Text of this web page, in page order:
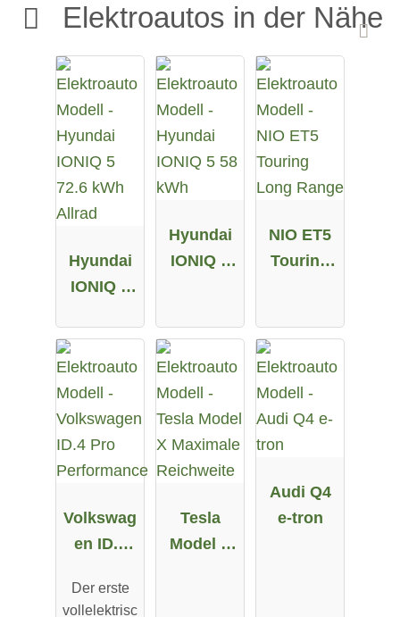
Elektroautos in der Nähe
Hyundai
IONIQ 5
Allrad
Hyundai
IONIQ 5
NIO ET5
Touring
Volkswag
en ID.4
Performa
Der erste
vollelektrisc
Tesla
Model X
Audi Q4
e-tron